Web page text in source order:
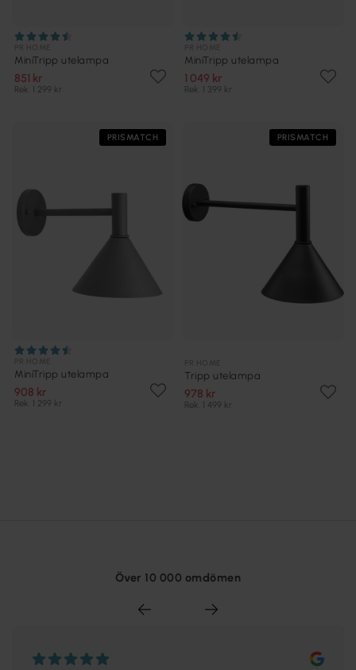
MiniTripp utelampa
851 kr
Rek. 1 299 kr
MiniTripp utelampa
1 049 kr
Rek. 1 399 kr
PRISMATCH
MiniTripp utelampa
908 kr
Rek. 1 299 kr
PRISMATCH
Tripp utelampa
978 kr
Rek. 1 499 kr
Över 10 000 omdömen